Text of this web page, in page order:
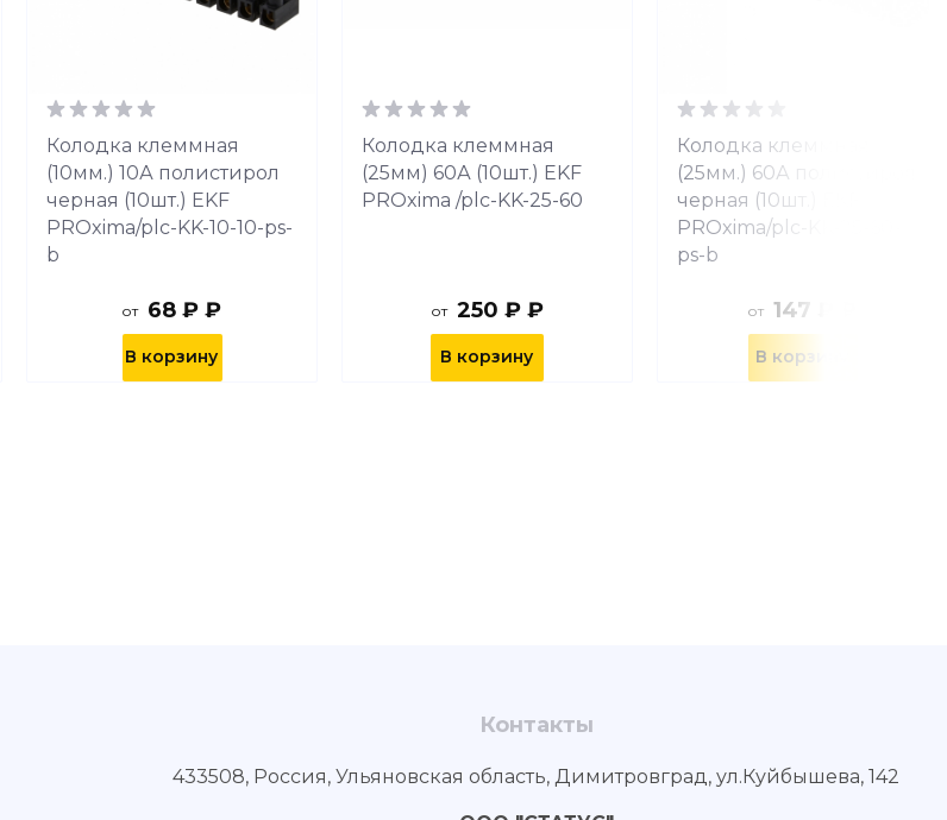
Колодка клеммная
(10мм.) 10А полистирол
черная (10шт.) EKF
PROxima/plc-KK-10-10-ps-
b
от 68 ₽ ₽
В корзину
Колодка клеммная
(25мм) 60А (10шт.) EKF
PROxima /plc-KK-25-60
от 250 ₽ ₽
В корзину
Колодка клеммная
(25мм.) 60А полистирол
черная (10шт.) EKF
PROxima/plc-KK-25-60-
ps-b
от 147 ₽ ₽
В корзину
Контакты
433508, Россия, Ульяновская область, Димитровград, ул.Куйбышева, 142